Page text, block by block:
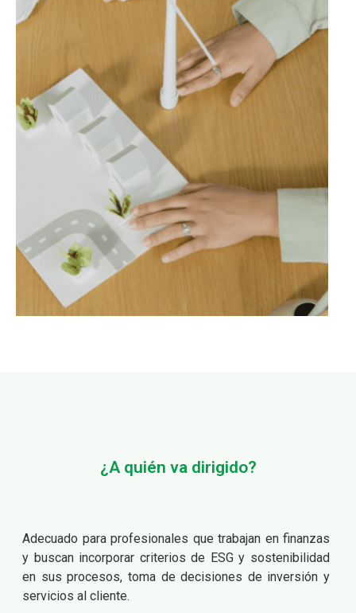
¿A quién va dirigido?
Adecuado para profesionales que trabajan en finanzas
y buscan incorporar criterios de ESG y sostenibilidad
en sus procesos, toma de decisiones de inversión y
servicios al cliente.